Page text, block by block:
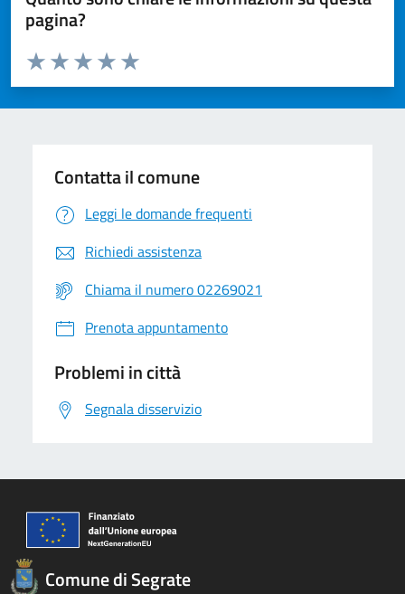
pagina?
Valuta da 1 a 5 stelle la pagina
Valuta 5 stelle su 5
Valuta 4 stelle su 5
Valuta 3 stelle su 5
Valuta 2 stelle su 5
Valuta 1 stelle su 5
Contatta il comune
Leggi le domande frequenti
Richiedi assistenza
Chiama il numero 02269021
Prenota appuntamento
Problemi in città
Segnala disservizio
Comune di Segrate